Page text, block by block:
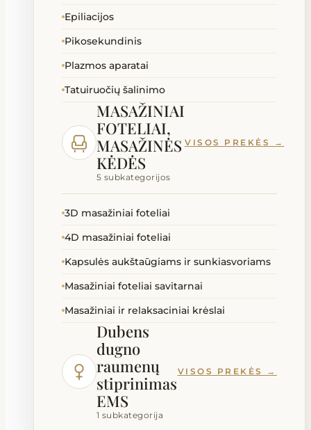
Epiliacijos
Pikosekundinis
Plazmos aparatai
Tatuiruočių šalinimo
MASAŽINIAI
FOTELIAI,
MASAŽINĖS
KĖDĖS
5 subkategorijos
VISOS PREKĖS →
3D masažiniai foteliai
4D masažiniai foteliai
Kapsulės aukštaūgiams ir sunkiasvoriams
Masažiniai foteliai savitarnai
Masažiniai ir relaksaciniai krėslai
Dubens
dugno
raumenų
stiprinimas
EMS
1 subkategorija
VISOS PREKĖS →